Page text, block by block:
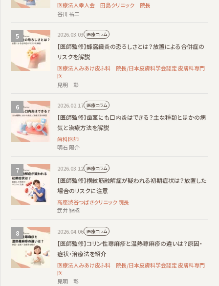
医療法人幸人会 田島クリニック 院長
谷川 祐二
2026.03.03 医療コラム
【医師監修】蜂窩織炎の恐ろしさとは？放置による合併症の
リスクを解説
医療法人みあけ皮ふ科 院長/日本皮膚科学会認定 皮膚科専門
医
見明 彰
2026.02.17 医療コラム
【医師監修】歯茎にも口内炎はできる？主な種類とほかの病
気と治療方法を解説
歯科医師
明石 陽介
2026.03.12 医療コラム
【医師監修】横紋筋融解症が疑われる初期症状は？放置した
場合のリスクに注意
高座渋谷つばさクリニック 院長
武井 智昭
2026.04.06 医療コラム
【医師監修】コリン性蕁麻疹と温熱蕁麻疹の違いは？原因・
症状・治療法を紹介
医療法人みあけ皮ふ科 院長/日本皮膚科学会認定 皮膚科専門
医
見明 彰